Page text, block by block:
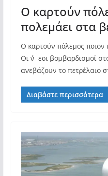
Ο καρτούν
πολεμάει στα
Ο καρτούν πόλεμος ποιον
Οι ν΄εοι βομβαρδισμοί
ανεβάζουν το πετρέλαιο
Διαβάστε περισσότερα